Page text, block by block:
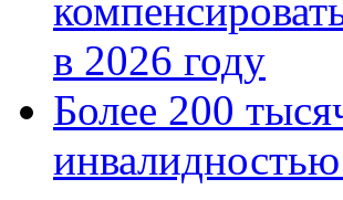
в 2026 году
Более 200